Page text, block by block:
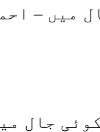
میں –
جال